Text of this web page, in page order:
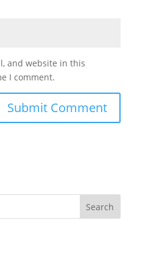
and website in this
I comment.
Search